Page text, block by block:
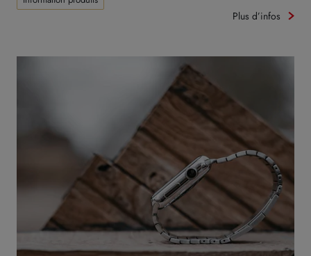
Plus d’infos